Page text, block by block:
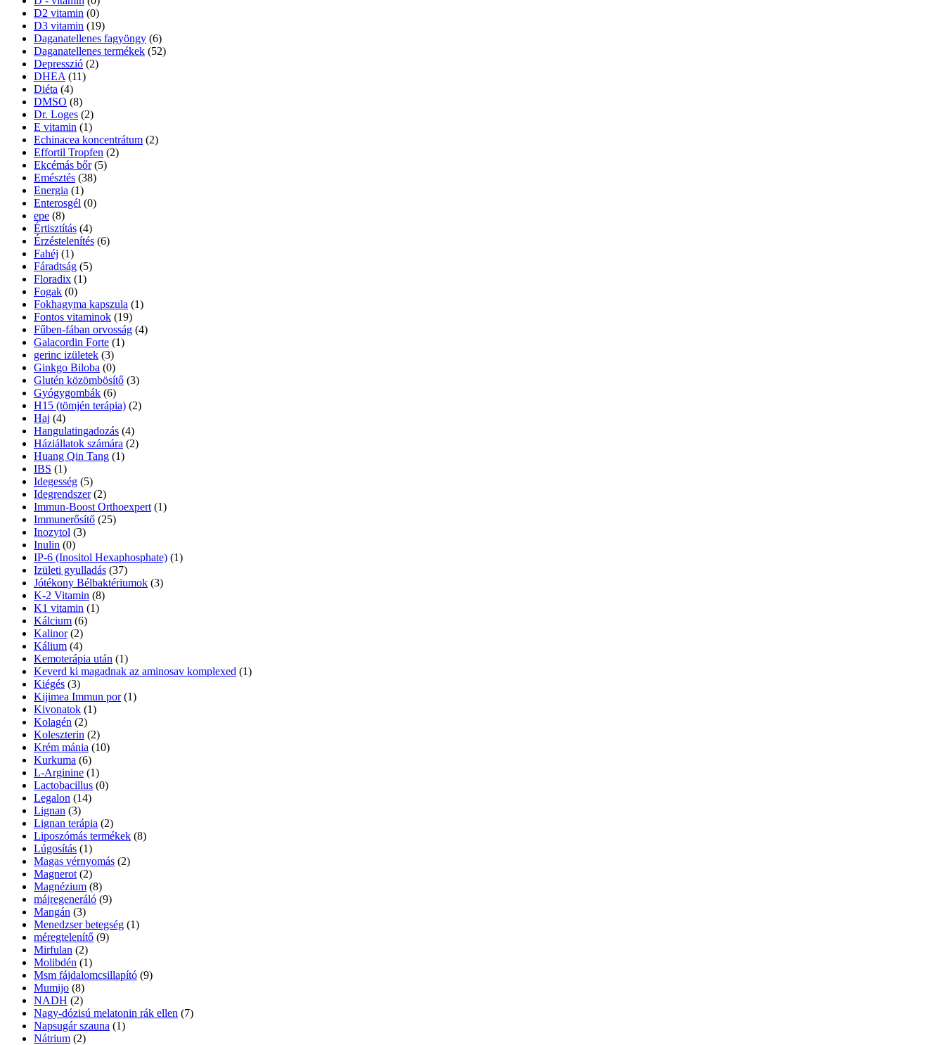
D2 vitamin (0)
D3 vitamin (19)
Daganatellenes fagyöngy (6)
Daganatellenes termékek (52)
Depresszió (2)
DHEA (11)
Diéta (4)
DMSO (8)
Dr. Loges (2)
E vitamin (1)
Echinacea koncentrátum (2)
Effortil Tropfen (2)
Ekcémás bőr (5)
Emésztés (38)
Energia (1)
Enterosgél (0)
epe (8)
Értisztítás (4)
Érzéstelenítés (6)
Fahéj (1)
Fáradtság (5)
Floradix (1)
Fogak (0)
Fokhagyma kapszula (1)
Fontos vitaminok (19)
Fűben-fában orvosság (4)
Galacordin Forte (1)
gerinc izületek (3)
Ginkgo Biloba (0)
Glutén közömbösítő (3)
Gyógygombák (6)
H15 (tömjén terápia) (2)
Haj (4)
Hangulatingadozás (4)
Háziállatok számára (2)
Huang Qin Tang (1)
IBS (1)
Idegesség (5)
Idegrendszer (2)
Immun-Boost Orthoexpert (1)
Immunerősítő (25)
Inozytol (3)
Inulin (0)
IP-6 (Inositol Hexaphosphate) (1)
Izületi gyulladás (37)
Jótékony Bélbaktériumok (3)
K-2 Vitamin (8)
K1 vitamin (1)
Kálcium (6)
Kalinor (2)
Kálium (4)
Kemoterápia után (1)
Keverd ki magadnak az aminosav komplexed (1)
Kiégés (3)
Kijimea Immun por (1)
Kivonatok (1)
Kolagén (2)
Koleszterin (2)
Krém mánia (10)
Kurkuma (6)
L-Arginine (1)
Lactobacillus (0)
Legalon (14)
Lignan (3)
Lignan terápia (2)
Liposzómás termékek (8)
Lúgosítás (1)
Magas vérnyomás (2)
Magnerot (2)
Magnézium (8)
májregeneráló (9)
Mangán (3)
Menedzser betegség (1)
méregtelenítő (9)
Mirfulan (2)
Molibdén (1)
Msm fájdalomcsillapító (9)
Mumijo (8)
NADH (2)
Nagy-dózisú melatonin rák ellen (7)
Napsugár szauna (1)
Nátrium (2)